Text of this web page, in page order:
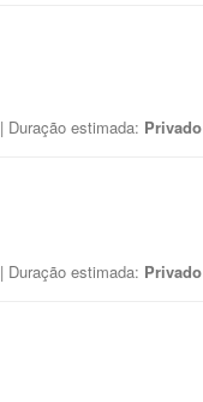
| Duração estimada: Privado
| Duração estimada: Privado